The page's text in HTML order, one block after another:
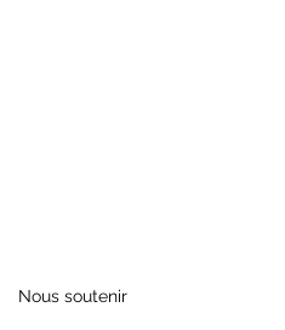
Nous soutenir